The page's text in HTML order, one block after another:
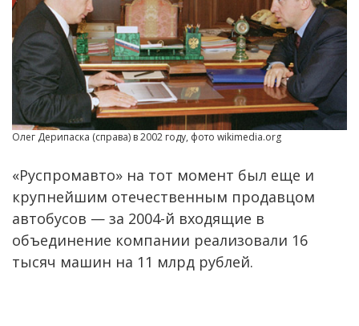
Олег Дерипаска (справа) в 2002 году, фото wikimedia.org
«Руспромавто» на тот момент был еще и
крупнейшим отечественным продавцом
автобусов — за 2004-й входящие в
объединение компании реализовали 16
тысяч машин на 11 млрд рублей.